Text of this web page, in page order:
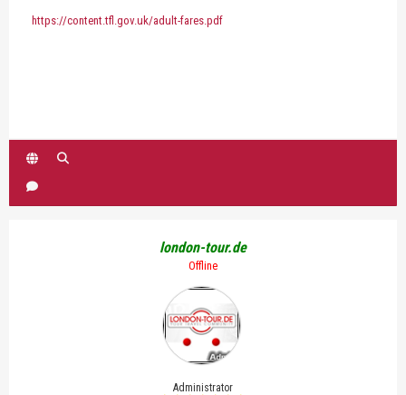
https://content.tfl.gov.uk/adult-fares.pdf
london-tour.de
Offline
Administrator